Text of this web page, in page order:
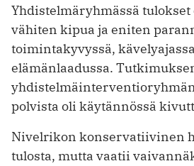
Yhdistelmäryhmässä
vähiten kipua ja eniten
toimintakyvyssä,
elämänlaadussa.
polvista oli käytännössä
Nivelrikon konservatiivinen
tulosta, mutta vaatii